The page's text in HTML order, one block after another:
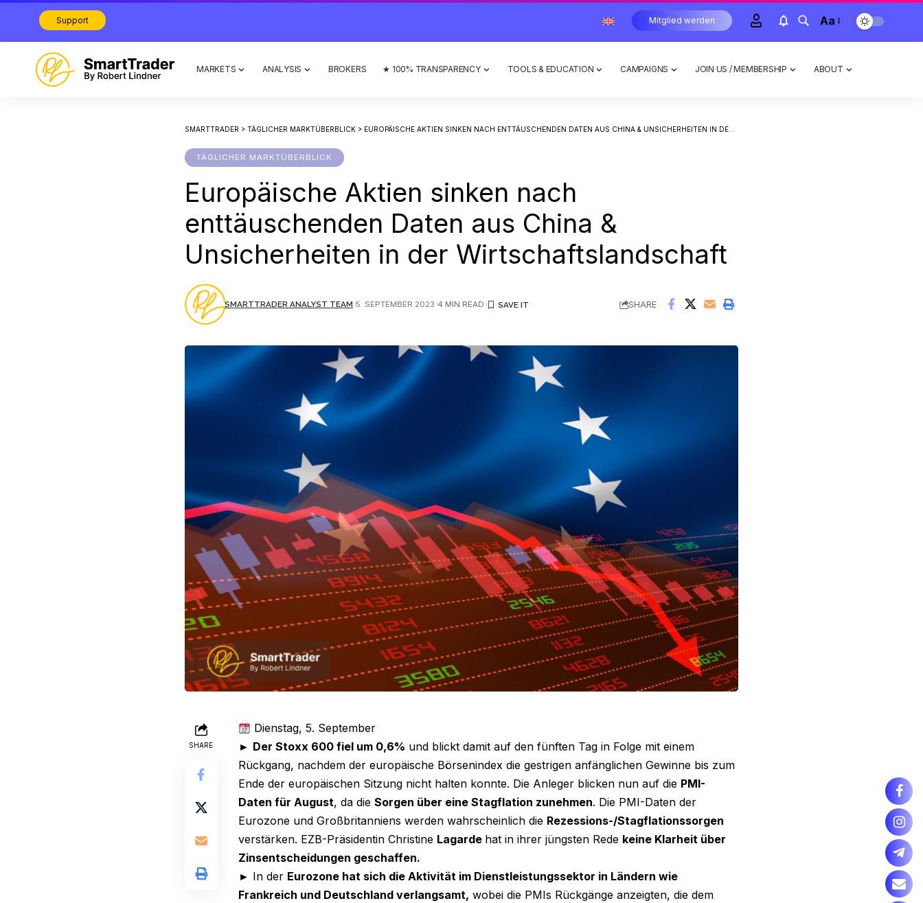
Support Mitglied werden Aa
MARKETS ANALYSIS BROKERS ★ 100% TRANSPARENCY TOOLS & EDUCATION CAMPAIGNS JOIN US / MEMBERSHIP ABOUT
SMARTTRADER > TÄGLICHER MARKTÜBERBLICK> EUROPÄISCHE AKTIEN SINKEN NACH ENTTÄUSCHENDEN DATEN AUS CHINA & UNSICHERHEITEN IN DER WIRTSCHAFTSLANDSCHAFT
TÄGLICHER MARKTÜBERBLICK
Europäische Aktien sinken nach
enttäuschenden Daten aus China &
Unsicherheiten in der Wirtschaftslandschaft
SMARTTRADER ANALYST TEAM 5. SEPTEMBER 2023 4 MIN READ SHARE
SHARE
Dienstag, 5. September
► Der Stoxx 600 fiel um 0,6% und blickt damit auf den fünften Tag in Folge mit einem
Rückgang, nachdem der europäische Börsenindex die gestrigen anfänglichen Gewinne bis zum
Ende der europäischen Sitzung nicht halten konnte. Die Anleger blicken nun auf die PMI-
Daten für August, da die Sorgen über eine Stagflation zunehmen. Die PMI-Daten der
Eurozone und Großbritanniens werden wahrscheinlich die Rezessions-/Stagflationssorgen
verstärken. EZB-Präsidentin Christine Lagarde hat in ihrer jüngsten Rede keine Klarheit über
Zinsentscheidungen geschaffen.
► In der Eurozone hat sich die Aktivität im Dienstleistungssektor in Ländern wie
Frankreich und Deutschland verlangsamt, wobei die PMIs Rückgänge anzeigten, die dem